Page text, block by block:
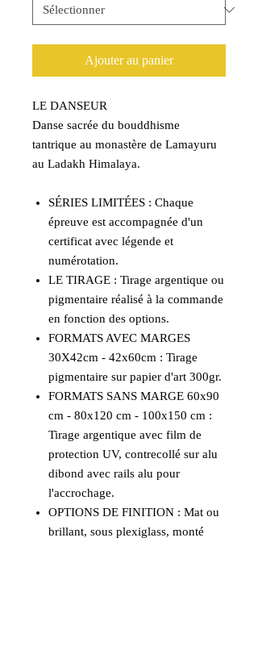
Ajouter au panier
LE DANSEUR
Danse sacrée du bouddhisme
tantrique au monastère de Lamayuru
au Ladakh Himalaya.
SÉRIES LIMITÉES : Chaque
épreuve est accompagnée d'un
certificat avec légende et
numérotation.
LE TIRAGE : Tirage argentique ou
pigmentaire réalisé à la commande
en fonction des options.
FORMATS AVEC MARGES
30X42cm - 42x60cm : Tirage
pigmentaire sur papier d'art 300gr.
FORMATS SANS MARGE 60x90
cm - 80x120 cm - 100x150 cm :
Tirage argentique avec film de
protection UV, contrecollé sur alu
dibond avec rails alu pour
l'accrochage.
OPTIONS DE FINITION : Mat ou
brillant, sous plexiglass, monté